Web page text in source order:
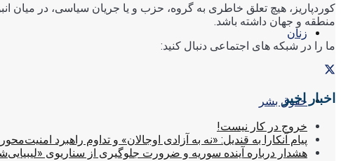
زنان
حقوق بشر
کوردپاریز، هیچ تعلق خاطری به گروه، حزب و یا جریان سیاسی، در میان
منطقه و جهان داشته باشد.
ما را در شبکه های اجتماعی دنبال کنید:
اخبار اخیر
خروج در کار نیست!
پیام آنکارا به قندیل: «نه به آزادی اوجالان» و تداوم راهبرد امنیت‌محور
هشدار درباره آینده سوریه و ضرورت جلوگیری از سناریوی